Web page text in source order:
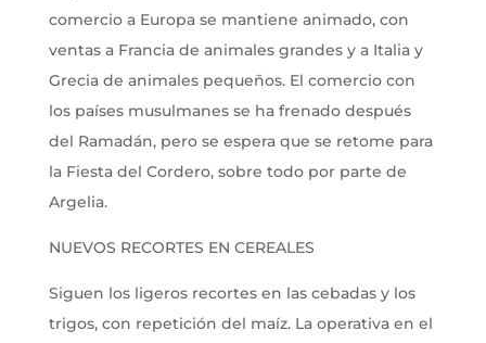
comercio a Europa se mantiene animado, con
ventas a Francia de animales grandes y a Italia y
Grecia de animales pequeños. El comercio con
los países musulmanes se ha frenado después
del Ramadán, pero se espera que se retome para
la Fiesta del Cordero, sobre todo por parte de
Argelia.
NUEVOS RECORTES EN CEREALES
Siguen los ligeros recortes en las cebadas y los
trigos, con repetición del maíz. La operativa en el